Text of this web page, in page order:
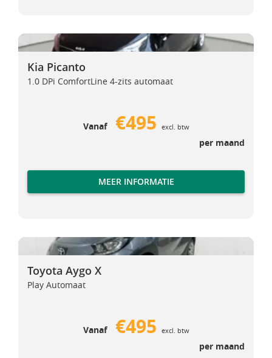
Kia Picanto
Kia Picanto
Kia Picanto
1.0 DPi ComfortLine 4-zits automaat
Vanaf €495 excl. btw
per maand
MEER INFORMATIE
Toyota Aygo X
Toyota Aygo X
Toyota Aygo X
Play Automaat
Vanaf €495 excl. btw
per maand